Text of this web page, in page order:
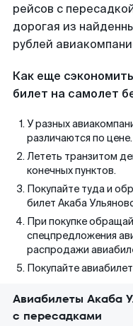
рейсов с
дорогая из
рублей
Как еще
билет на самолет
У разных
различаются по цене.
Лететь транзитом
конечных пунктов.
Покупайте туда и
билет Акаба
При покупке
спецпредложения
распродажи
Покупайте
Авиабилеты Акаба
с пересадками